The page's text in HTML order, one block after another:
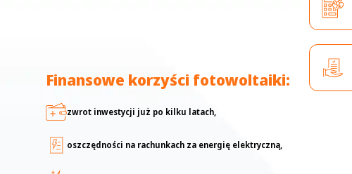
Finansowe korzyści fotowoltaiki:
zwrot inwestycji już po kilku latach,
oszczędności na rachunkach za energię elektryczną,